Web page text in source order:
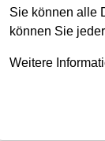
Sie können alle
können Sie
Weitere